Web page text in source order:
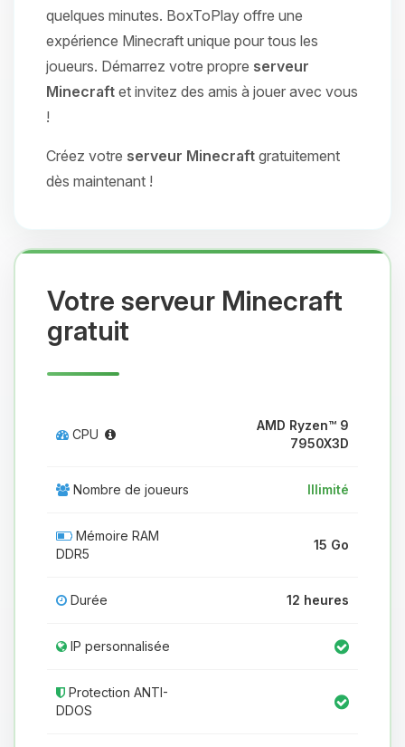
quelques minutes. BoxToPlay offre une
expérience Minecraft unique pour tous les
joueurs. Démarrez votre propre serveur
Minecraft et invitez des amis à jouer avec vous
!
Créez votre serveur Minecraft gratuitement
dès maintenant !
Votre serveur Minecraft
gratuit
CPU
AMD Ryzen™ 9
7950X3D
Nombre de joueurs Illimité
Mémoire RAM
DDR5
15 Go
Durée 12 heures
IP personnalisée
Protection ANTI-
DDOS